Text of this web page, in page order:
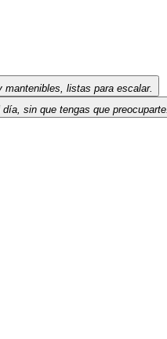
listas para escalar.
sin que tengas que preocuparte.